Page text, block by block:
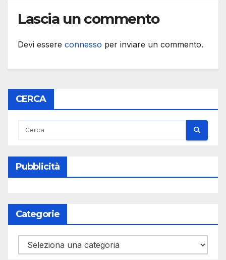
Lascia un commento
Devi essere connesso per inviare un commento.
CERCA
Pubblicità
Categorie
Categorie